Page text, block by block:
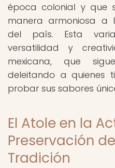
época colonial y que
manera armoniosa a
del país. Esta
versatilidad y
mexicana, que
deleitando a quienes
probar sus sabores
El Atole en la
Preservación
Tradición